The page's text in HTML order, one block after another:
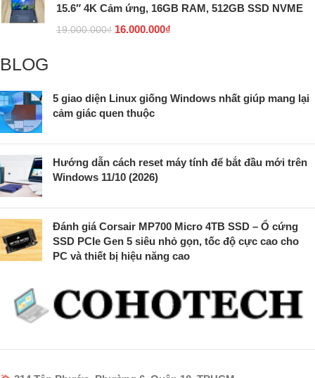
15.6″ 4K Cảm ứng, 16GB RAM, 512GB SSD NVME
19.000.000₫ 16.000.000₫
BLOG
5 giao diện Linux giống Windows nhất giúp mang lại
cảm giác quen thuộc
Hướng dẫn cách reset máy tính để bắt đầu mới trên
Windows 11/10 (2026)
Đánh giá Corsair MP700 Micro 4TB SSD – Ổ cứng
SSD PCIe Gen 5 siêu nhỏ gọn, tốc độ cực cao cho
PC và thiết bị hiệu năng cao